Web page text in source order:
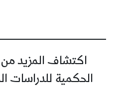
اكتشاف المزيد
الحكمية للدراسات